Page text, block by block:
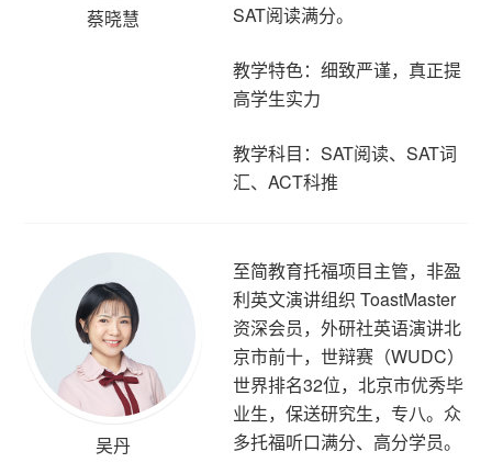
蔡晓慧
SAT阅读满分。
教学特色：细致严谨，真正提
高学生实力
教学科目：SAT阅读、SAT词
汇、ACT科推
吴丹
至简教育托福项目主管，非盈
利英文演讲组织 ToastMaster
资深会员，外研社英语演讲北
京市前十，世辩赛（WUDC）
世界排名32位，北京市优秀毕
业生，保送研究生，专八。众
多托福听口满分、高分学员。